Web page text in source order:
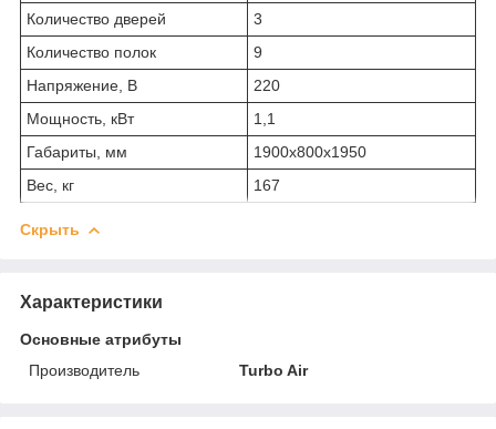
Количество дверей
3
Количество полок
9
Напряжение, В
220
Мощность, кВт
1,1
Габариты, мм
1900x800x1950
Вес, кг
167
Скрыть
Характеристики
Основные атрибуты
Производитель
Turbo Air